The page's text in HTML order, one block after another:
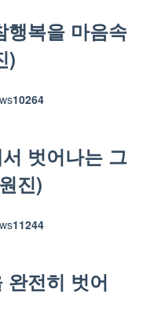
행복을 마음속
)
10264
벗어나는 그
진)
11244
완전히 벗어